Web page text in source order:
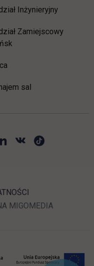
Inżynieryjny
Zamiejscowy
sal
LINK OTWIERA SIĘ W
MIGOMEDIALINK